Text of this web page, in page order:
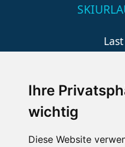
Ihre
wichtig
Diese Website